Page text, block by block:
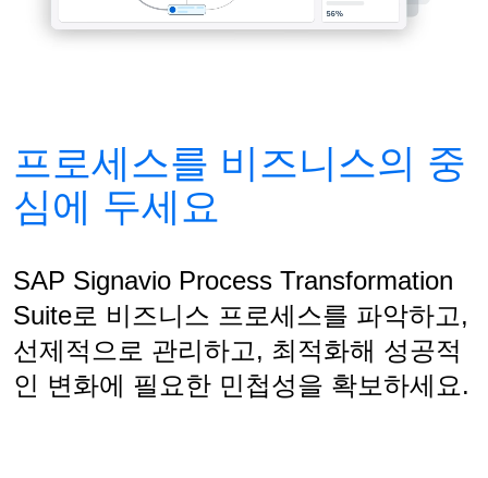
프로세스를 비즈니스의 중
심에 두세요
SAP Signavio Process Transformation
Suite로 비즈니스 프로세스를 파악하고,
선제적으로 관리하고, 최적화해 성공적
인 변화에 필요한 민첩성을 확보하세요.